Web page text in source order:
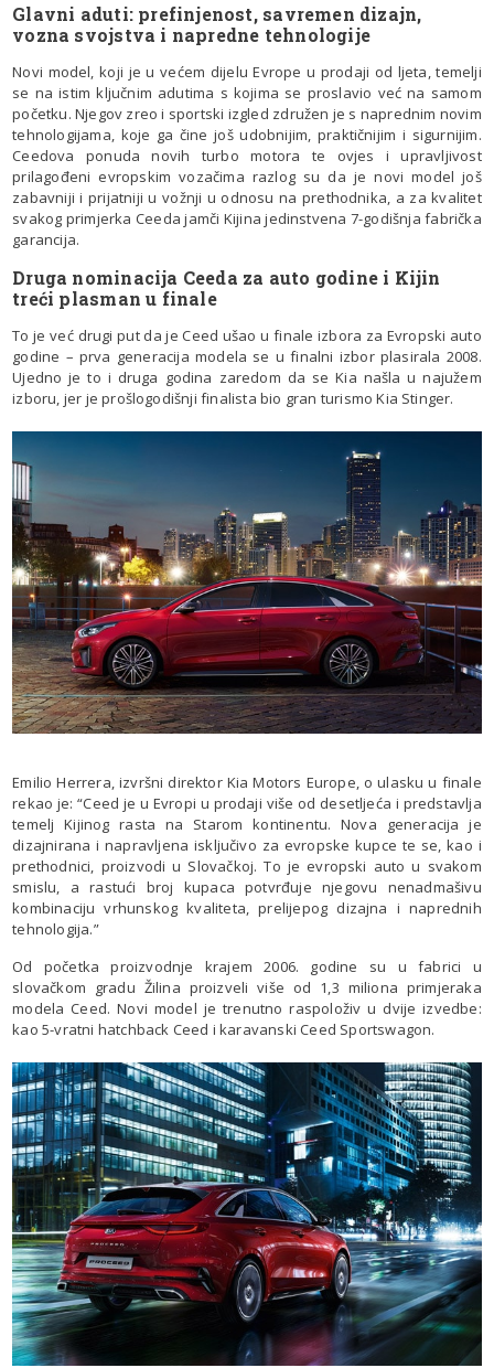
Glavni aduti: prefinjenost, savremen dizajn,
vozna svojstva i napredne tehnologije
Novi model, koji je u većem dijelu Evrope u prodaji od ljeta, temelji
se na istim ključnim adutima s kojima se proslavio već na samom
početku. Njegov zreo i sportski izgled združen je s naprednim novim
tehnologijama, koje ga čine još udobnijim, praktičnijim i sigurnijim.
Ceedova ponuda novih turbo motora te ovjes i upravljivost
prilagođeni evropskim vozačima razlog su da je novi model još
zabavniji i prijatniji u vožnji u odnosu na prethodnika, a za kvalitet
svakog primjerka Ceeda jamči Kijina jedinstvena 7-godišnja fabrička
garancija.
Druga nominacija Ceeda za auto godine i Kijin
treći plasman u finale
To je već drugi put da je Ceed ušao u finale izbora za Evropski auto
godine – prva generacija modela se u finalni izbor plasirala 2008.
Ujedno je to i druga godina zaredom da se Kia našla u najužem
izboru, jer je prošlogodišnji finalista bio gran turismo Kia Stinger.
Emilio Herrera, izvršni direktor Kia Motors Europe, o ulasku u finale
rekao je: “Ceed je u Evropi u prodaji više od desetljeća i predstavlja
temelj Kijinog rasta na Starom kontinentu. Nova generacija je
dizajnirana i napravljena isključivo za evropske kupce te se, kao i
prethodnici, proizvodi u Slovačkoj. To je evropski auto u svakom
smislu, a rastući broj kupaca potvrđuje njegovu nenadmašivu
kombinaciju vrhunskog kvaliteta, prelijepog dizajna i naprednih
tehnologija.”
Od početka proizvodnje krajem 2006. godine su u fabrici u
slovačkom gradu Žilina proizveli više od 1,3 miliona primjeraka
modela Ceed. Novi model je trenutno raspoloživ u dvije izvedbe:
kao 5-vratni hatchback Ceed i karavanski Ceed Sportswagon.